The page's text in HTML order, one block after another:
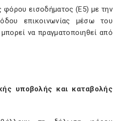
εισοδήματος (Ε5) με την
επικοινωνίας μέσω του
να πραγματοποιηθεί από
υποβολής και καταβολής